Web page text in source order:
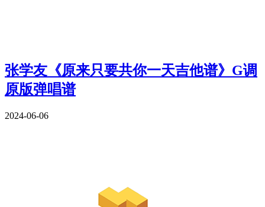
张学友《原来只要共你一天吉他谱》G调
原版弹唱谱
2024-06-06